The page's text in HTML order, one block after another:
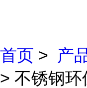
首页 > 产
> 不锈钢